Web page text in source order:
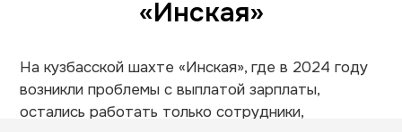
«Инская»
На кузбасской шахте «Инская», где в 2024 году
возникли проблемы с выплатой зарплаты,
остались работать только сотрудники,